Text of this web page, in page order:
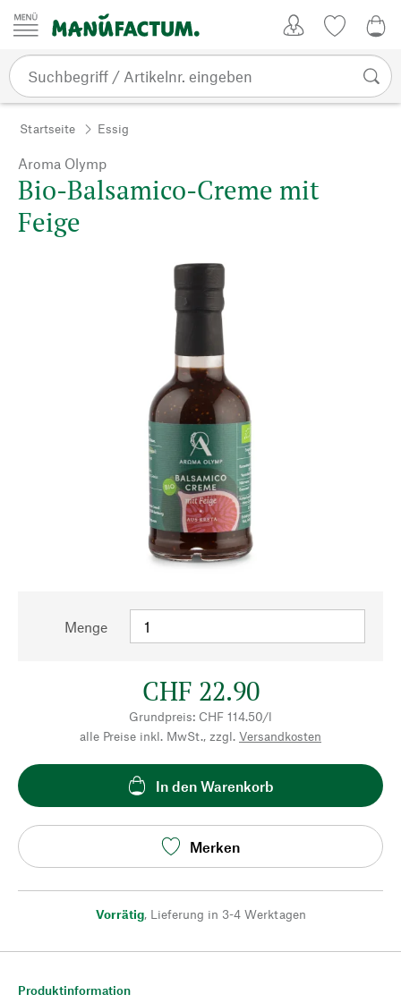
Zum Inhalt springen
Startseite Essig
Aroma Olymp
Bio-Balsamico-Creme mit
Feige
Menge
CHF 22.90
Grundpreis: CHF 114.50/l
alle Preise inkl. MwSt., zzgl. Versandkosten
In den Warenkorb
Merken
Vorrätig, Lieferung in 3-4 Werktagen
Produktinformation